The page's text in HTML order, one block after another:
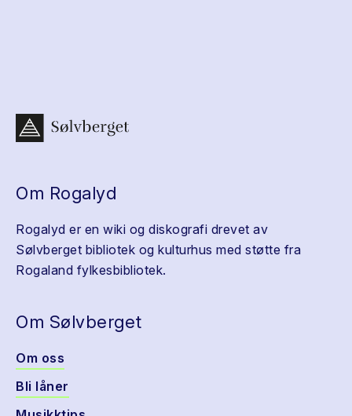
Om Rogalyd
Rogalyd er en wiki og diskografi drevet av
Sølvberget bibliotek og kulturhus med støtte fra
Rogaland fylkesbibliotek.
Om Sølvberget
Om oss
Bli låner